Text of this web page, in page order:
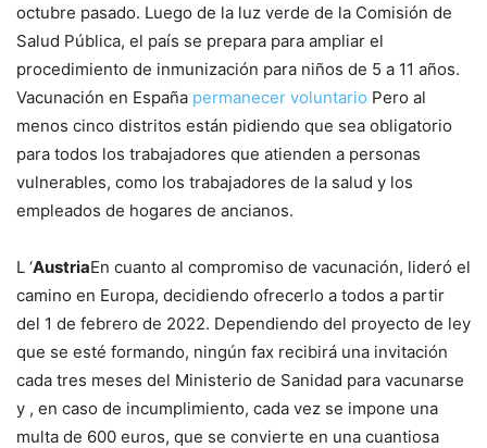
octubre pasado. Luego de la luz verde de la Comisión de
Salud Pública, el país se prepara para ampliar el
procedimiento de inmunización para niños de 5 a 11 años.
Vacunación en España permanecer voluntario Pero al
menos cinco distritos están pidiendo que sea obligatorio
para todos los trabajadores que atienden a personas
vulnerables, como los trabajadores de la salud y los
empleados de hogares de ancianos.
L ‘AustriaEn cuanto al compromiso de vacunación, lideró el
camino en Europa, decidiendo ofrecerlo a todos a partir
del 1 de febrero de 2022. Dependiendo del proyecto de ley
que se esté formando, ningún fax recibirá una invitación
cada tres meses del Ministerio de Sanidad para vacunarse
y , en caso de incumplimiento, cada vez se impone una
multa de 600 euros, que se convierte en una cuantiosa